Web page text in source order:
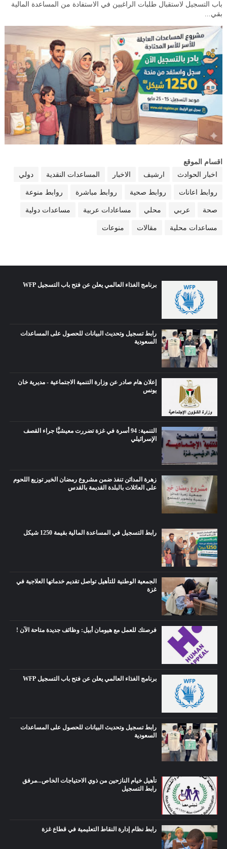
باب التسجيل لاستقبال طلبات الراغبين في الاستفادة من المساعدة المالية
بقي...
اقسام الموقع
اخبار الحوادث
ارشيف الاخبار المساعدات النقدية دولي
روابط اعانات روابط صحية روابط مباشرة روابط منوعة
صحة عربي محلي مساعادات عربية مساعدات دولية
مساعدات محلية مقالات منوعات
برنامج الغذاء العالمي يعلن عن فتح باب التسجيل WFP
رابط تسجيل وتحديث البيانات للحصول على المساعدات
السعودية
إعلان هام صادر عن وزارة التنمية الاجتماعية - مديرية خان
يونس
التنمية: 94 أسرة في غزة تضررت معيشيًّا جراء القصف
الإسرائيلي
زهرة المدائن تنفذ ضمن مشروع رمضان الخير توزيع اللحوم
على العائلات بالبلدة القديمة بالقدس
رابط التسجيل في المساعدة المالية بقيمة 1250 شيكل
الجمعية الوطنية للتأهيل تواصل تقديم خدماتها العلاجية في
غزة
فرصتك للعمل مع هيومان أبيل: وظائف جديدة متاحة الآن !
برنامج الغذاء العالمي يعلن عن فتح باب التسجيل WFP
رابط تسجيل وتحديث البيانات للحصول على المساعدات
السعودية
تأهيل خيام النازحين من ذوي الاحتياجات الخاص...مرفق
رابط التسجيل
رابط نظام إدارة النقاط التعليمية في قطاع غزة